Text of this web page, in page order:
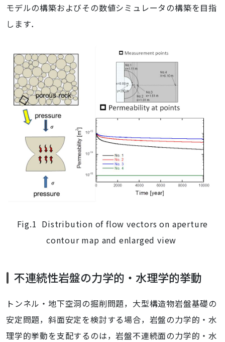
モデルの構築およびその数値シミュレータの構築を目指
します．
Fig.1 Distribution of flow vectors on aperture
contour map and enlarged view
不連続性岩盤の力学的・水理学的挙動
トンネル・地下空洞の掘削問題，大型構造物岩盤基礎の
安定問題，斜面安定を検討する場合，岩盤の力学的・水
理学的挙動を支配するのは，岩盤不連続面の力学的・水